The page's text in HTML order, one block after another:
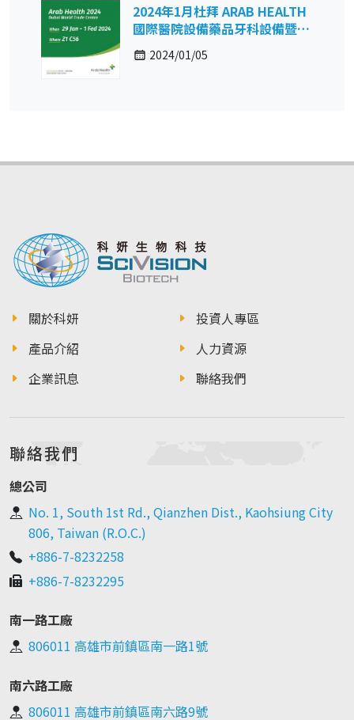
2024年1月杜拜 ARAB HEALTH
國際醫院設備藥品牙科設備暨復
健保健展
2024/01/05
關於科妍
產品介紹
企業訊息
投資人專區
人力資源
聯絡我們
聯絡我們
總公司
No. 1, South 1st Rd., Qianzhen Dist., Kaohsiung City
806, Taiwan (R.O.C.)
+886-7-8232258
+886-7-8232295
南一路工廠
806011 高雄市前鎮區南一路1號
南六路工廠
806011 高雄市前鎮區南六路9號